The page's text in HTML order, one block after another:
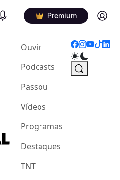
Podcasts Premium Log in
Ouvir(current)
Podcasts
Passou
Vídeos
Programas
Destaques
TNT